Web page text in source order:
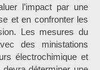
l’impact par une
et en confronter les
Les mesures du
des ministations
électrochimique et